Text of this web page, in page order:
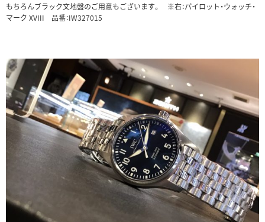
もちろんブラック文地盤のご用意もございます。 ※右：パイロット・ウォッチ・
マーク XVIII 品番：IW327015